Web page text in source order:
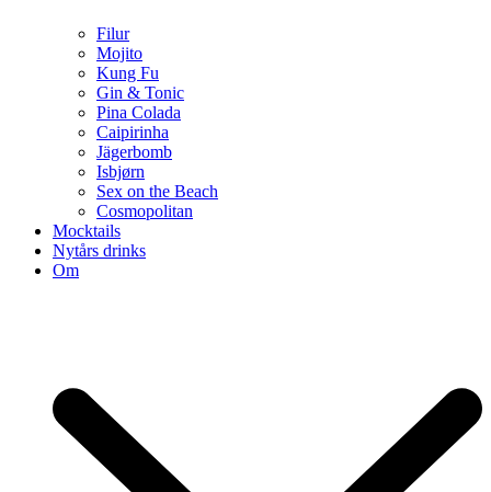
Filur
Mojito
Kung Fu
Gin & Tonic
Pina Colada
Caipirinha
Jägerbomb
Isbjørn
Sex on the Beach
Cosmopolitan
Mocktails
Nytårs drinks
Om